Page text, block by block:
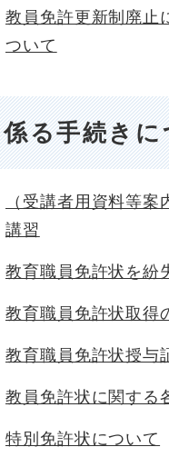
教員免許更新制廃止
ついて
る手続き
（受講者用資料等
講習
教育職員免許状を紛
教育職員免許状取得
教育職員免許状授与
教員免許状に関する
特別免許状について